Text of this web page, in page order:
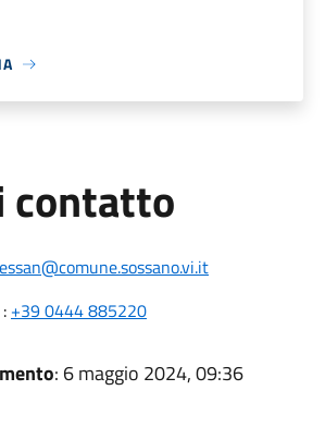
contatto
+39 0444 885220
: 6 maggio 2024, 09:36